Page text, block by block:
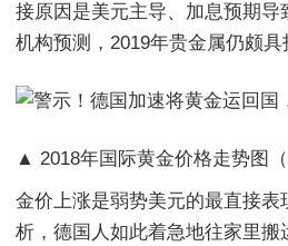
接原因是美元主导、加息预期
机构预测，2019年贵金属仍颇具
▲ 2018年国际黄金价格走势图
金价上涨是弱势美元的最直接表
析，德国人如此着急地往家里搬